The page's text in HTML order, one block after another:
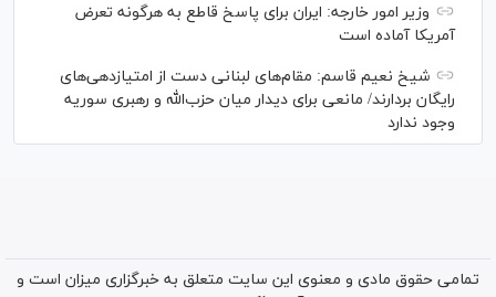
وزیر امور خارجه: ایران برای پاسخ قاطع به هرگونه تعرض
آمریکا آماده است
شیخ نعیم قاسم: مقام‌های لبنانی دست از امتیازدهی‌های
رایگان بردارند/ مانعی برای دیدار میان حزب‌الله و رهبری سوریه
وجود ندارد
تمامی حقوق مادی و معنوی این سایت متعلق به خبرگزاری میزان است و